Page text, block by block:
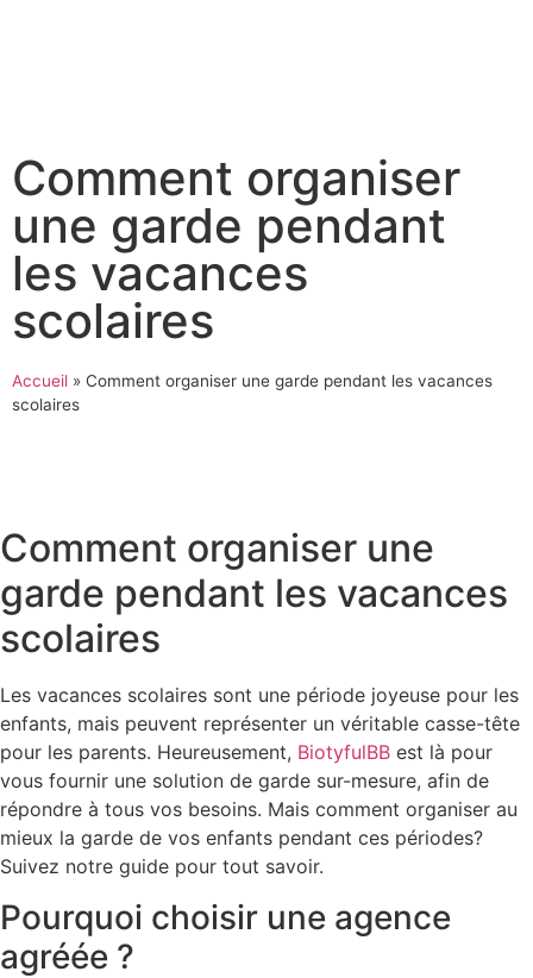
Comment organiser
une garde pendant
les vacances
scolaires
Accueil » Comment organiser une garde pendant les vacances
scolaires
Comment organiser une
garde pendant les vacances
scolaires
Les vacances scolaires sont une période joyeuse pour les
enfants, mais peuvent représenter un véritable casse-tête
pour les parents. Heureusement, BiotyfulBB est là pour
vous fournir une solution de garde sur-mesure, afin de
répondre à tous vos besoins. Mais comment organiser au
mieux la garde de vos enfants pendant ces périodes?
Suivez notre guide pour tout savoir.
Pourquoi choisir une agence
agréée ?